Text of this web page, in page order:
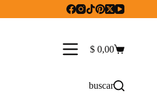
Carro
$ 0,00
buscar